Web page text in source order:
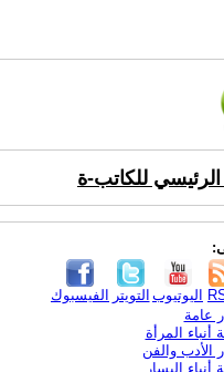
الرئيسي للكاتب-ة
الفيسبوك التويتر اليوتيوب
عامة
أنباء المرأة
الأدب والفن
أنباء اليسار